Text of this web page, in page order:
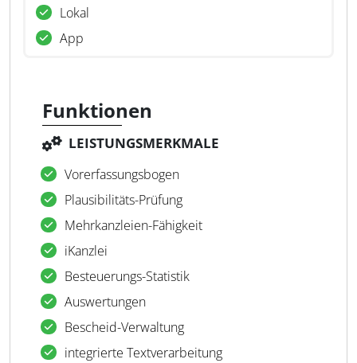
Lokal
App
Funktionen
LEISTUNGSMERKMALE
Vorerfassungsbogen
Plausibilitäts-Prüfung
Mehrkanzleien-Fähigkeit
iKanzlei
Besteuerungs-Statistik
Auswertungen
Bescheid-Verwaltung
integrierte Textverarbeitung